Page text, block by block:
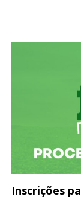
Inscrições